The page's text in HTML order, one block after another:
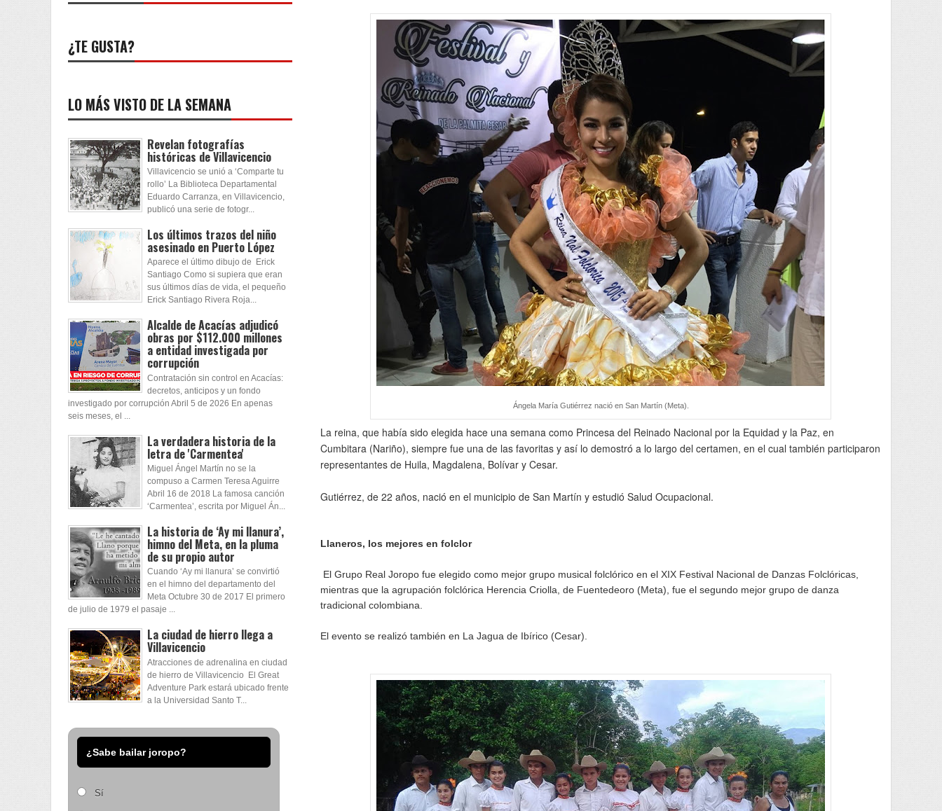
Ángela María Gutiérrez nació en San Martín (Meta).
La reina, que había sido elegida hace una semana como Princesa del Reinado Nacional por la Equidad y la Paz, en
Cumbitara (Nariño), siempre fue una de las favoritas y así lo demostró a lo largo del certamen, en el cual también participaron
representantes de Huila, Magdalena, Bolívar y Cesar.
Gutiérrez, de 22 años, nació en el municipio de San Martín y estudió Salud Ocupacional.
Llaneros, los mejores en folclor
El Grupo Real Joropo fue elegido como mejor grupo musical folclórico en el XIX Festival Nacional de Danzas Folclóricas,
mientras que la agrupación folclórica Herencia Criolla, de Fuentedeoro (Meta), fue el segundo mejor grupo de danza
tradicional colombiana.
El evento se realizó también en La Jagua de Ibírico (Cesar).
¿TE GUSTA?
LO MÁS VISTO DE LA SEMANA
Revelan fotografías
históricas de Villavicencio
Villavicencio se unió a ‘Comparte tu
rollo’ La Biblioteca Departamental
Eduardo Carranza, en Villavicencio,
publicó una serie de fotogr...
Los últimos trazos del niño
asesinado en Puerto López
Aparece el último dibujo de Erick
Santiago Como si supiera que eran
sus últimos días de vida, el pequeño
Erick Santiago Rivera Roja...
Alcalde de Acacías adjudicó
obras por $112.000 millones
a entidad investigada por
corrupción
Contratación sin control en Acacías:
decretos, anticipos y un fondo
investigado por corrupción Abril 5 de 2026 En apenas
seis meses, el ...
La verdadera historia de la
letra de 'Carmentea'
Miguel Ángel Martín no se la
compuso a Carmen Teresa Aguirre
Abril 16 de 2018 La famosa canción
‘Carmentea’, escrita por Miguel Án...
La historia de ‘Ay mi llanura’,
himno del Meta, en la pluma
de su propio autor
Cuando ‘Ay mi llanura’ se convirtió
en el himno del departamento del
Meta Octubre 30 de 2017 El primero
de julio de 1979 el pasaje ...
La ciudad de hierro llega a
Villavicencio
Atracciones de adrenalina en ciudad
de hierro de Villavicencio El Great
Adventure Park estará ubicado frente
a la Universidad Santo T...
¿Sabe bailar joropo?
Sí